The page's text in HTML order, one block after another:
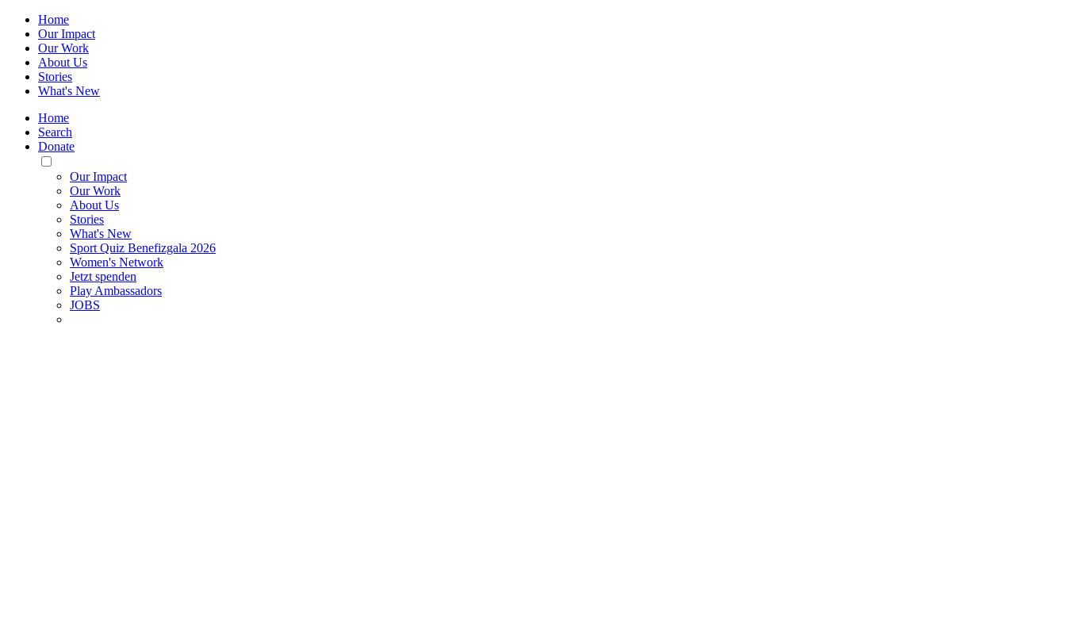
Home
Our Impact
Our Work
About Us
Stories
What's New
Home
Search
Donate
Toggle
Mobile
Menu
Our Impact
Our Work
About Us
Stories
What's New
Sport Quiz Benefizgala 2026
Women's Network
Jetzt spenden
Play Ambassadors
JOBS